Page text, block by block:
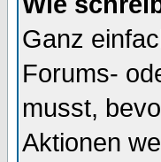
Ganz
Forums-
musst,
Aktionen